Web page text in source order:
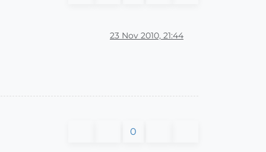
23 Nov 2010, 21:44
0